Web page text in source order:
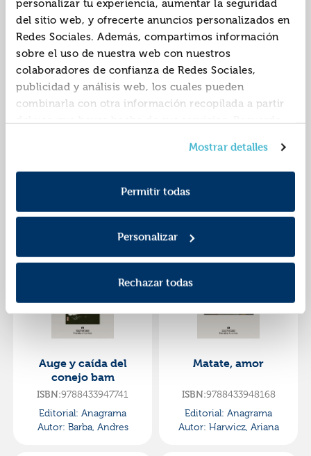
personalizar tu experiencia, aumentar la seguridad
del sitio web, y ofrecerte anuncios personalizados en
Redes Sociales. Además, compartimos información
sobre el uso de nuestra web con nuestros
colaboradores de confianza de Redes Sociales,
publicidad y análisis web, los cuales pueden
combinarla con otra información recopilada a partir
del uso que hayas hecho de sus servicios. Recuerda
consentimiento en cualquier momento. Para más
información consulta laPolítica de Cookiesy la
Política de Privacidad.
Mostrar detalles
Permitir todas
Personalizar
Rechazar todas
Anagrama
Autor:Paco, Arià
Cómo desaparecer
Editorial:
Autor:Enriquez, Mariana
Auge y caída del
conejo bam
ISBN:9788433947741
Editorial: Anagrama
Autor: Barba, Andres
Matate, amor
ISBN:9788433948168
Editorial: Anagrama
Autor: Harwicz, Ariana